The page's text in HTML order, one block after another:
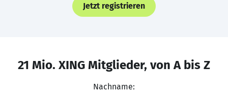
Jetzt registrieren
21 Mio. XING Mitglieder, von A bis Z
Nachname: